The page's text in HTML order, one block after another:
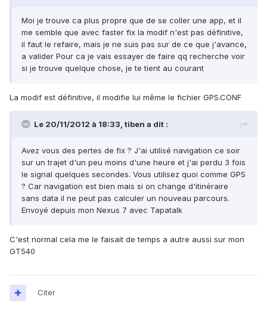
Moi je trouve ca plus propre que de se coller une app, et il
me semble que avec faster fix la modif n'est pas définitive,
il faut le refaire, mais je ne suis pas sur de ce que j'avance,
a valider Pour ca je vais essayer de faire qq recherche voir
si je trouve quelque chose, je te tient au courant
La modif est définitive, il modifie lui même le fichier GPS.CONF
Le 20/11/2012 à 18:33, tiben a dit :
Avez vous des pertes de fix ? J'ai utilisé navigation ce soir
sur un trajet d'un peu moins d'une heure et j'ai perdu 3 fois
le signal quelques secondes. Vous utilisez quoi comme GPS
? Car navigation est bien mais si on change d'itinéraire
sans data il ne peut pas calculer un nouveau parcours.
Envoyé depuis mon Nexus 7 avec Tapatalk
C'est normal cela me le faisait de temps a autre aussi sur mon
GT540
Citer